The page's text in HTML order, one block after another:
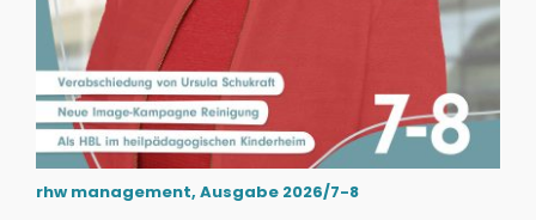
rhw management, Ausgabe 2026/7-8